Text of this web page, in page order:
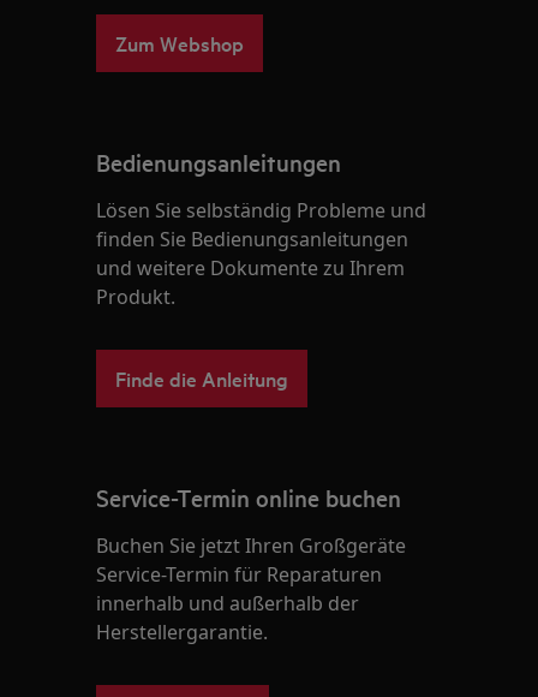
Zum Webshop
Bedienungsanleitungen
Lösen Sie selbständig Probleme und
finden Sie Bedienungsanleitungen
und weitere Dokumente zu Ihrem
Produkt.
Finde die Anleitung
Service-Termin online buchen
Buchen Sie jetzt Ihren Großgeräte
Service-Termin für Reparaturen
innerhalb und außerhalb der
Herstellergarantie.